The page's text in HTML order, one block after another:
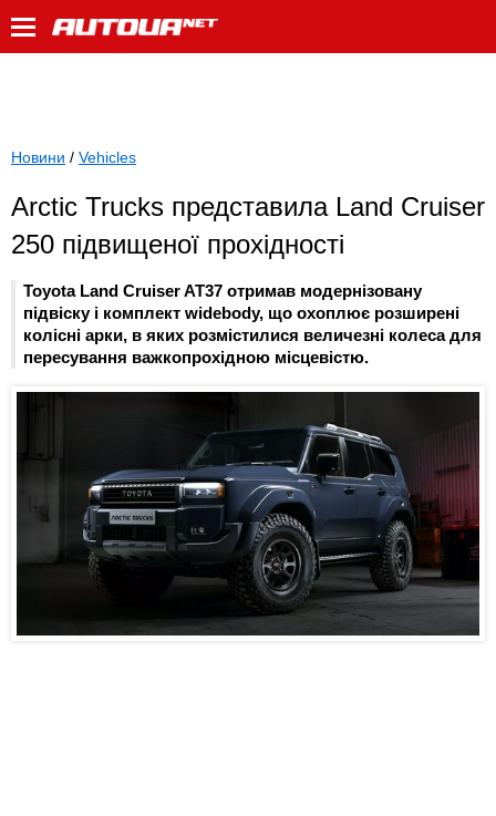
Новини / Vehicles
Arctic Trucks представила Land Cruiser
250 підвищеної прохідності
Toyota Land Cruiser AT37 отримав модернізовану
підвіску і комплект widebody, що охоплює розширені
колісні арки, в яких розмістилися величезні колеса для
пересування важкопрохідною місцевістю.